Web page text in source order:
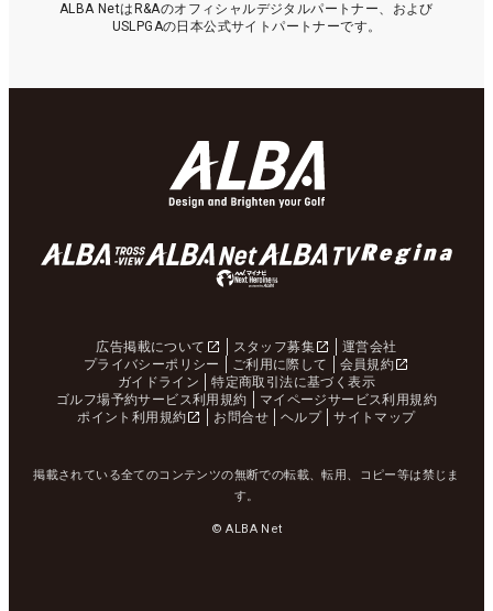
ALBA NetはR&Aのオフィシャルデジタルパートナー、および
USLPGAの日本公式サイトパートナーです。
広告掲載について スタッフ募集
運営会社
プライバシーポリシー
ご利用に際して
会員規約
ガイドライン
特定商取引法に基づく表示
ゴルフ場予約サービス利用規約
マイページサービス利用規約
ポイント利用規約
お問合せ ヘルプ サイトマップ
掲載されている全てのコンテンツの無断での転載、転用、コピー等は禁じま
す。
© ALBA Net